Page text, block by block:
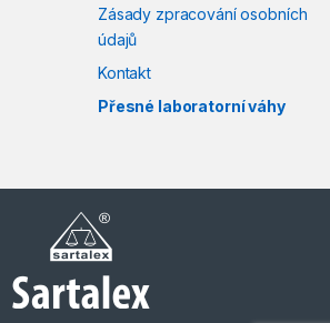
Zásady zpracování osobních
údajů
Kontakt
Přesné laboratorní váhy